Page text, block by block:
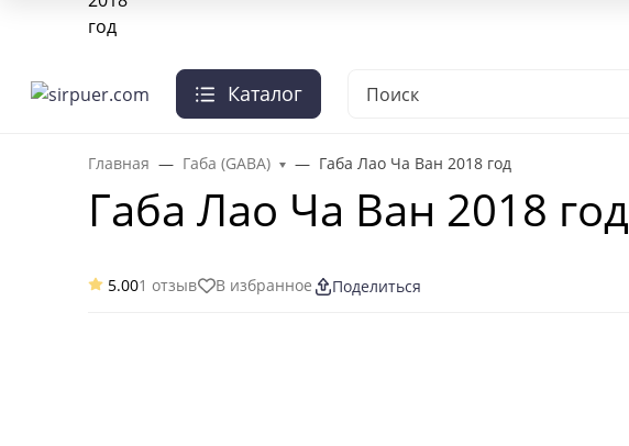
Отзывы
Каталог
Главная Габа (GABA) Габа Лао Ча Ван 2018 год
Габа Лао Ча Ван 2018 год
5.001 отзыв В избранное Поделиться